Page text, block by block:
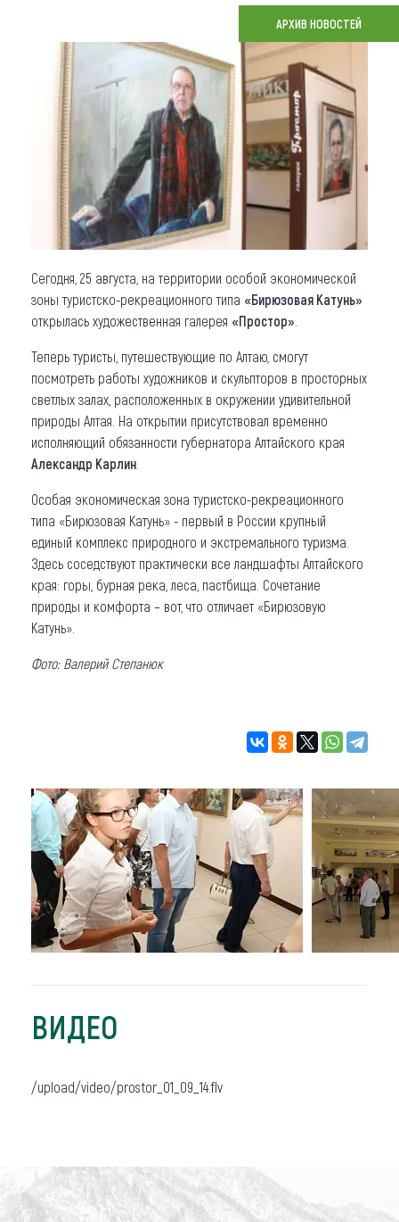
О регионе
Коллекция впечатлений
Другие рубрики
АРХИВ НОВОСТЕЙ
Сегодня, 25 августа, на территории особой экономической
зоны туристско-рекреационного типа «Бирюзовая Катунь»
открылась художественная галерея «Простор»
Теперь туристы, путешествующие по Алтаю, смогут
посмотреть работы художников и скульпторов в просторных
светлых залах, расположенных в окружении удивительной
природы Алтая. На открытии присутствовал временно
исполняющий обязанности губернатора Алтайского края
Александр Карлин
Особая экономическая зона туристско-рекреационного
типа «Бирюзовая Катунь» - первый в России крупный
единый комплекс природного и экстремального туризма.
Здесь соседствуют практически все ландшафты Алтайского
края: горы, бурная река, леса, пастбища. Сочетание
природы и комфорта – вот, что отличает «Бирюзовую
Катунь».
Фото: Валерий Степанюк
ВИДЕО
/upload/video/prostor_01_09_14.flv